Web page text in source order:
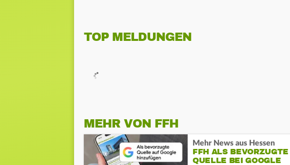
TOP MELDUNGEN
MEHR VON FFH
Mehr News aus Hessen
FFH ALS BEVORZUGTE
QUELLE BEI GOOGLE